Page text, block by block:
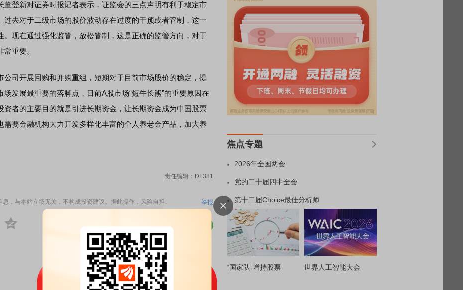
登新对证券时报记者表示，证监会的三点声明有利于稳定市
去对于二级市场的股价波动存在过度的干预或者管制，这一
现在通过强化监管，放松管制，这是正确的监管方向，对于
重要。
司开展回购和并购重组，短期对于目前市场股价的稳定，提
发展最重要的落脚点，目前A股市场“短牛长熊”的重要原因在
者的主要目的就是引进长期资金，让长期资金成为中国股票
要金融机构大力开发多样化丰富的个人养老金产品，加大养
责任编辑：DF381
，与本站立场无关，不构成投资建议。据此操作，风险自担。 举报
焦点专题
2026年全国两会
党的二十届四中全会
第十二届Choice最佳分析师
“国家队”增持股票 世界人工智能大会